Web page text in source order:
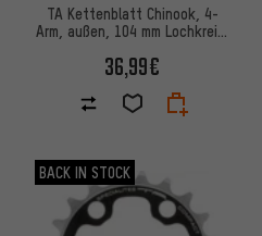
TA Kettenblatt Chinook, 4-
Arm, außen, 104 mm Lochkreis,
36,99€
BACK IN STOCK